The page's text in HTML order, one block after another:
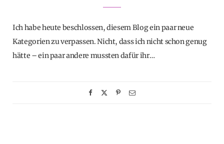
Ich habe heute beschlossen, diesem Blog ein paar neue
Kategorien zu verpassen. Nicht, dass ich nicht schon genug
hätte – ein paar andere mussten dafür ihr…